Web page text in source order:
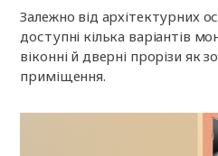
Залежно від архітектурних
доступні кілька варіантів
віконні й дверні прорізи як
приміщення.